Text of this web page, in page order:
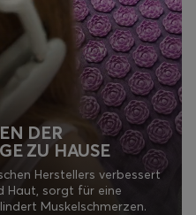
DER
ZU HAUSE
Herstellers verbessert
Haut, sorgt für eine
Muskelschmerzen.